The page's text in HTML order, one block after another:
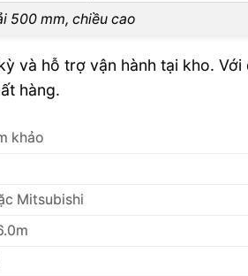
500 mm, chiều cao
và hỗ trợ vận hành tại kho.
hàng.
khảo
Mitsubishi